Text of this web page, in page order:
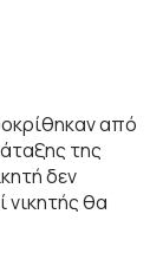
από
της
δεν
νικητής θα